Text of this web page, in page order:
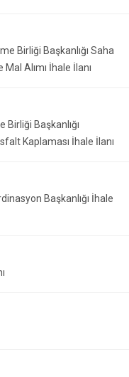
Birliği Başkanlığı Saha
Alımı İhale İlanı
Başkanlığı
Kaplaması İhale İlanı
Başkanlığı İhale